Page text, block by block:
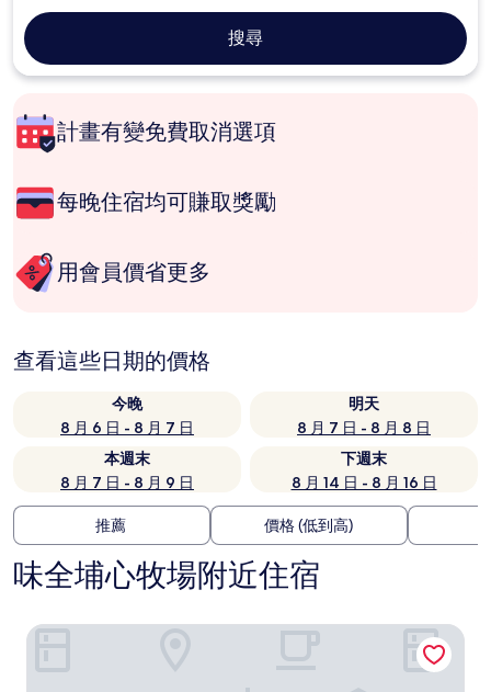
搜尋
計畫有變免費取消選項
每晚住宿均可賺取獎勵
用會員價省更多
查看這些日期的價格
今晚
8 月 6 日 - 8 月 7 日
明天
8 月 7 日 - 8 月 8 日
本週末
8 月 7 日 - 8 月 9 日
下週末
8 月 14 日 - 8 月 16 日
推薦 價格 (低到高)
味全埔心牧場附近住宿
桃園國際機場凱悅酒店